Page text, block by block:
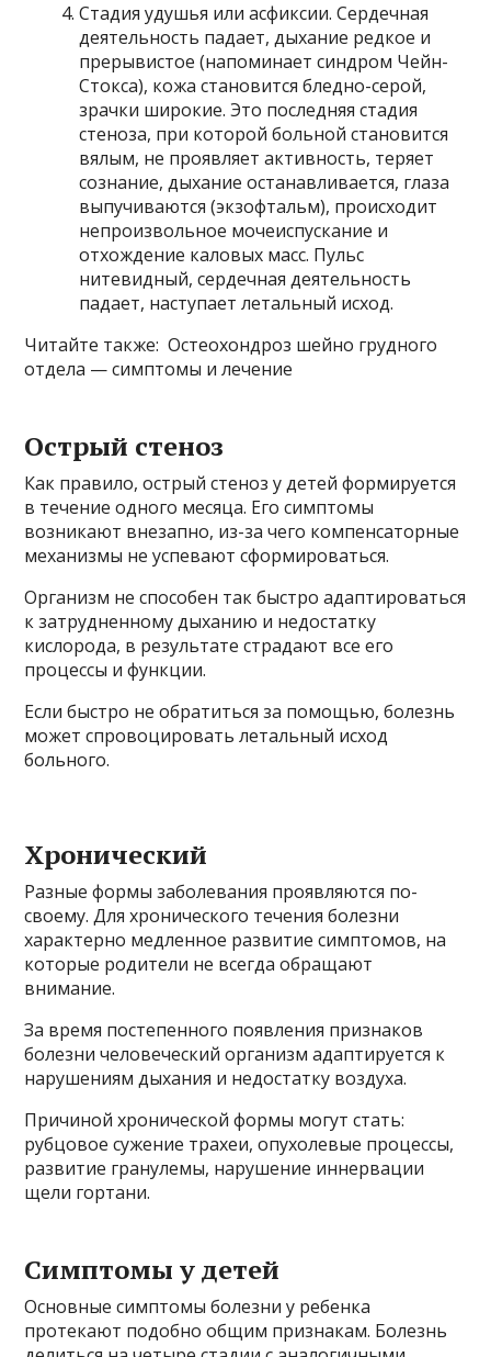
Стадия удушья или асфиксии. Сердечная
деятельность падает, дыхание редкое и
прерывистое (напоминает синдром Чейн-
Стокса), кожа становится бледно-серой,
зрачки широкие. Это последняя стадия
стеноза, при которой больной становится
вялым, не проявляет активность, теряет
сознание, дыхание останавливается, глаза
выпучиваются (экзофтальм), происходит
непроизвольное мочеиспускание и
отхождение каловых масс. Пульс
нитевидный, сердечная деятельность
падает, наступает летальный исход.
Читайте также: Остеохондроз шейно грудного
отдела — симптомы и лечение
Острый стеноз
Как правило, острый стеноз у детей формируется
в течение одного месяца. Его симптомы
возникают внезапно, из-за чего компенсаторные
механизмы не успевают сформироваться.
Организм не способен так быстро адаптироваться
к затрудненному дыханию и недостатку
кислорода, в результате страдают все его
процессы и функции.
Если быстро не обратиться за помощью, болезнь
может спровоцировать летальный исход
больного.
Хронический
Разные формы заболевания проявляются по-
своему. Для хронического течения болезни
характерно медленное развитие симптомов, на
которые родители не всегда обращают
внимание.
За время постепенного появления признаков
болезни человеческий организм адаптируется к
нарушениям дыхания и недостатку воздуха.
Причиной хронической формы могут стать:
рубцовое сужение трахеи, опухолевые процессы,
развитие гранулемы, нарушение иннервации
щели гортани.
Симптомы у детей
Основные симптомы болезни у ребенка
протекают подобно общим признакам. Болезнь